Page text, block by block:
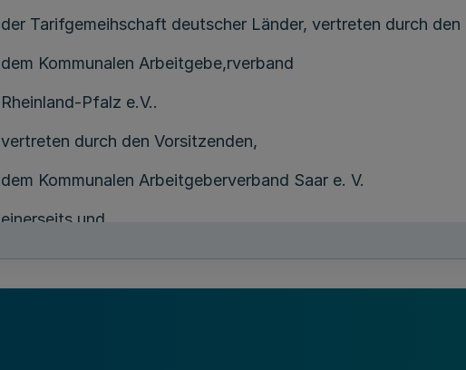
der Tarifgemeihschaft deutscher Länder, vertreten durch
dem Kommunalen Arbeitgebe,rverband
Rheinland-Pfalz e.V..
vertreten durch den Vorsitzenden,
dem Kommunalen Arbeitgeberverband Saar e. V.
einerseits und
der Gewerkschaft Gartenbau, Land- und Forstwirtschaft -